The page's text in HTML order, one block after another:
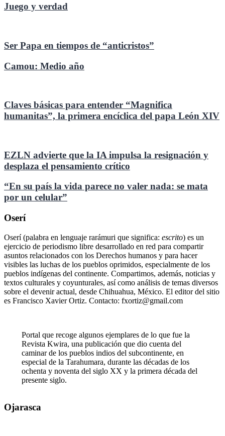
Juego y verdad
Ser Papa en tiempos de “anticristos”
Camou: Medio año
Claves básicas para entender “Magnifica
humanitas”, la primera encíclica del papa León XIV
EZLN advierte que la IA impulsa la resignación y
desplaza el pensamiento crítico
“En su país la vida parece no valer nada: se mata
por un celular”
Oserí
Oserí (palabra en lenguaje rarámuri que significa: escrito) es un
ejercicio de periodismo libre desarrollado en red para compartir
asuntos relacionados con los Derechos humanos y para hacer
visibles las luchas de los pueblos oprimidos, especialmente de los
pueblos indígenas del continente. Compartimos, además, noticias y
textos culturales y coyunturales, así como análisis de temas diversos
sobre el devenir actual, desde Chihuahua, México. El editor del sitio
es Francisco Xavier Ortiz. Contacto: fxortiz@gmail.com
Portal que recoge algunos ejemplares de lo que fue la
Revista Kwira, una publicación que dio cuenta del
caminar de los pueblos indios del subcontinente, en
especial de la Tarahumara, durante las décadas de los
ochenta y noventa del siglo XX y la primera década del
presente siglo.
Ojarasca